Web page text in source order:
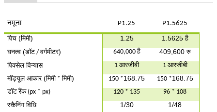
नमूना P1.25 P1.5625
पिच (मिमी) 1.25
1.5625 है
घनत्व (डॉट / वर्गमीटर) 640,000 है
409,600 रु
पिक्सेल विन्यास
1 आरजीबी 1 आरजीबी
मॉड्यूल आकार (मिमी * मिमी) 150 *168.75 150 *168.75
डॉट रैंक (px ​​* px) 120 * 135 96 * 108
स्कैनिंग विधि 1/30
1/48